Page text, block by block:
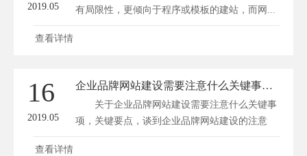
2019.05
有局限性，更倾向于程序或模板的建站，而网...
查看详情
16
2019.05
企业品牌网站建设需要注意什么关键事项？
关于企业品牌网站建设需要注意什么关键事
项，关键要点，谈到企业品牌网站建设的注意
事...
查看详情